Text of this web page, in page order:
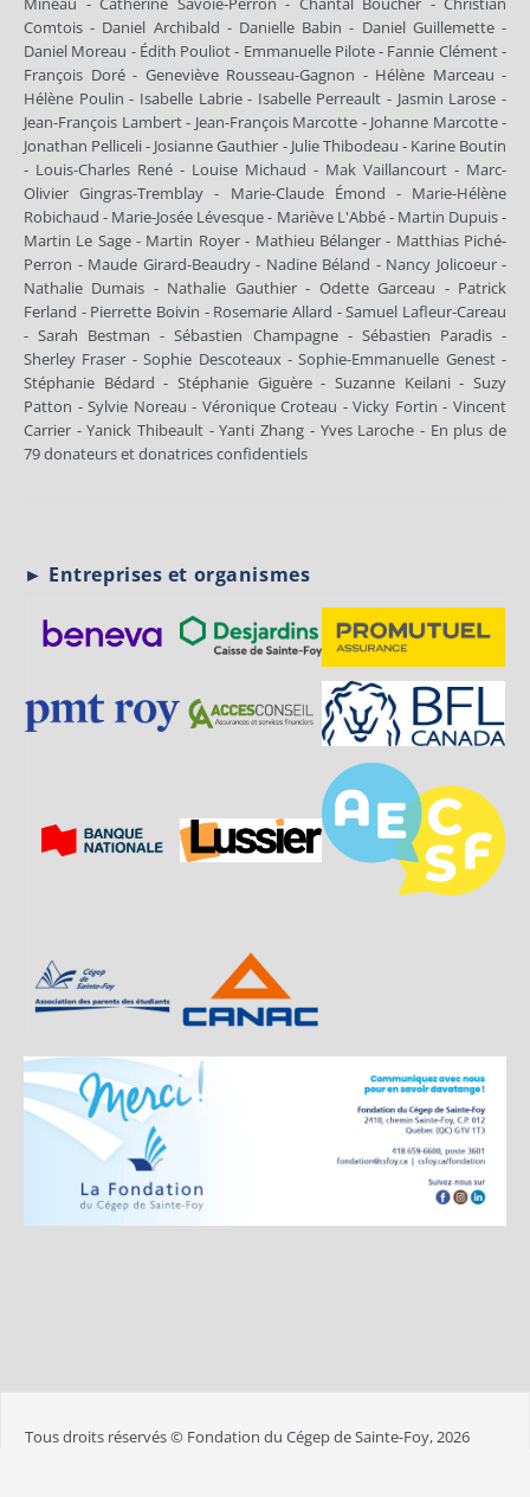
Comtois - Daniel Archibald - Danielle Babin - Daniel Guillemette -
Daniel Moreau - Édith Pouliot - Emmanuelle Pilote - Fannie Clément -
François Doré - Geneviève Rousseau-Gagnon - Hélène Marceau -
Hélène Poulin - Isabelle Labrie - Isabelle Perreault - Jasmin Larose -
Jean-François Lambert - Jean-François Marcotte - Johanne Marcotte -
Jonathan Pelliceli - Josianne Gauthier - Julie Thibodeau - Karine Boutin
- Louis-Charles René - Louise Michaud - Mak Vaillancourt - Marc-
Olivier Gingras-Tremblay - Marie-Claude Émond - Marie-Hélène
Robichaud - Marie-Josée Lévesque - Mariève L'Abbé - Martin Dupuis -
Martin Le Sage - Martin Royer - Mathieu Bélanger - Matthias Piché-
Perron - Maude Girard-Beaudry - Nadine Béland - Nancy Jolicoeur -
Nathalie Dumais - Nathalie Gauthier - Odette Garceau - Patrick
Ferland - Pierrette Boivin - Rosemarie Allard - Samuel Lafleur-Careau
- Sarah Bestman - Sébastien Champagne - Sébastien Paradis -
Sherley Fraser - Sophie Descoteaux - Sophie-Emmanuelle Genest -
Stéphanie Bédard - Stéphanie Giguère - Suzanne Keilani - Suzy
Patton - Sylvie Noreau - Véronique Croteau - Vicky Fortin - Vincent
Carrier - Yanick Thibeault - Yanti Zhang - Yves Laroche - En plus de
79 donateurs et donatrices confidentiels
► Entreprises et organismes
Tous droits réservés © Fondation du Cégep de Sainte-Foy, 2026